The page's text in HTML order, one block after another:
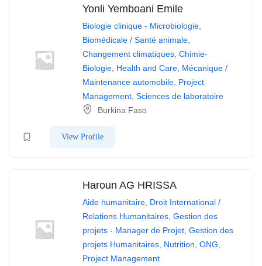
Yonli Yemboani Emile
Biologie clinique - Microbiologie,
Biomédicale / Santé animale,
Changement climatiques, Chimie-
Biologie, Health and Care, Mécanique /
Maintenance automobile, Project
Management, Sciences de laboratoire
Burkina Faso
View Profile
Haroun AG HRISSA
Aide humanitaire, Droit International /
Relations Humanitaires, Gestion des
projets - Manager de Projet, Gestion des
projets Humanitaires, Nutrition, ONG,
Project Management